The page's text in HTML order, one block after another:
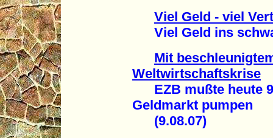
Viel Geld - viel
Viel Geld ins
Mit
Weltwirtschaftskrise
EZB mußte heute
Geldmarkt pumpen
(9.08.07)